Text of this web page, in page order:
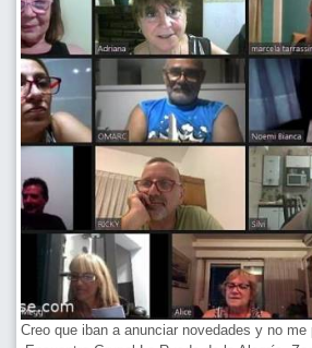
Creo que iban a anunciar novedades y no me